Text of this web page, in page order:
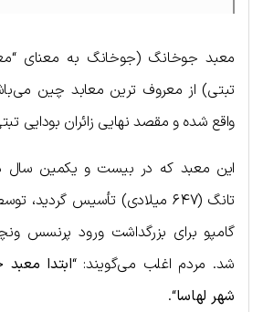
معبد جوخانگ (جوخانگ به معنای
تبتی) از معروف ترین معابد چین
واقع شده و مقصد نهایی زائران بودایی
این معبد که در بیست و یکمین سال
تانگ (۶۴۷ میلادی) تأسیس
گامپو برای بزرگداشت ورود پرنسس
شد. مردم اغلب می‌گویند: “ابتدا
شهر لهاسا“.